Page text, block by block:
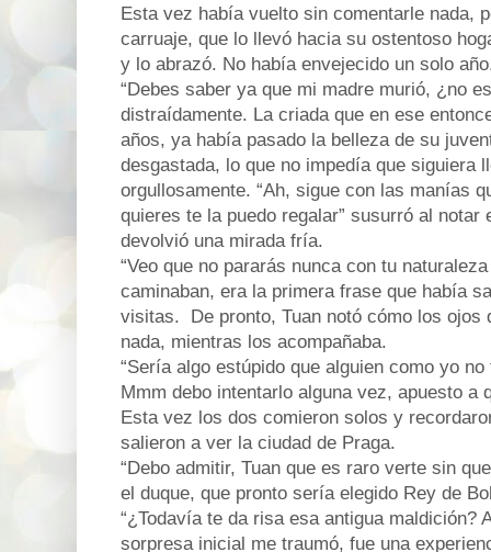
Esta vez había vuelto sin comentarle nada,
carruaje, que lo llevó hacia su ostentoso
y lo abrazó. No había envejecido un solo
“Debes saber ya que mi madre murió, ¿no
distraídamente. La criada que en ese
años, ya había pasado la belleza de su
desgastada, lo que no impedía que siguiera
orgullosamente. “Ah, sigue con las manías
quieres te la puedo regalar” susurró al notar
devolvió una mirada fría.
“Veo que no pararás nunca con tu
caminaban, era la primera frase que había
visitas.
De pronto, Tuan notó cómo los
nada, mientras los acompañaba.
“Sería algo estúpido que alguien como yo
Mmm debo intentarlo alguna vez, apuesto a
Esta vez los dos comieron solos y
salieron a ver la ciudad de Praga.
“Debo admitir, Tuan que es raro verte sin
el duque, que pronto sería elegido Rey de
“¿Todavía te da risa esa antigua maldición?
sorpresa inicial me traumó, fue una